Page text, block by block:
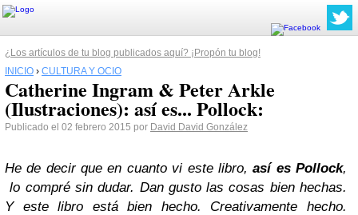
¿Los artículos de tu blog publicados aquí? ¡Propón tu blog!
INICIO › CULTURA Y OCIO
Catherine Ingram & Peter Arkle
(Ilustraciones): así es... Pollock:
Publicado el 02 febrero 2015 por David David González
He de decir que en cuanto vi este libro,así es Pollock,
lo compré sin dudar. Dan gusto las cosas bien hechas.
Y este libro está bien hecho. Creativamente hecho.